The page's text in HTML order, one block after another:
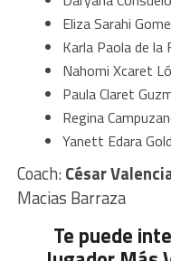
Eliza Sarahi
Karla Paola de la
Nahomi Xcaret
Paula Claret
Regina
Yanett Edara
Coach:César
Macias Barraza
Te puede